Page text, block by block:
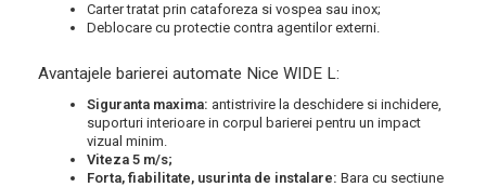
Carter tratat prin cataforeza si vospea sau inox;
Deblocare cu protectie contra agentilor externi.
Avantajele barierei automate Nice WIDE L:
Siguranta maxima: antistrivire la deschidere si inchidere,
suporturi interioare in corpul barierei pentru un impact
vizual minim.
Viteza 5 m/s;
Forta, fiabilitate, usurinta de instalare: Bara cu sectiune